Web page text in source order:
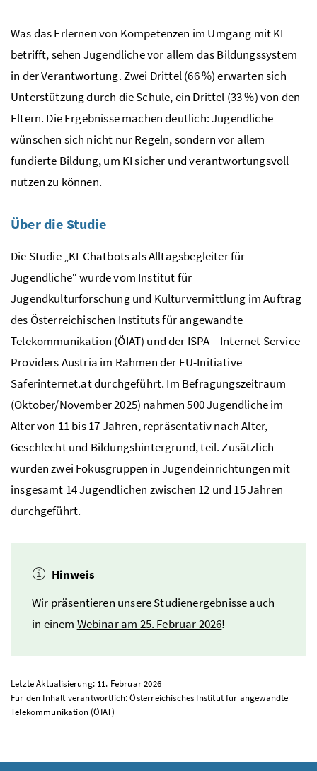
Was das Erlernen von Kompetenzen im Umgang mit KI
betrifft, sehen Jugendliche vor allem das Bildungssystem
in der Verantwortung. Zwei Drittel (66 %) erwarten sich
Unterstützung durch die Schule, ein Drittel (33 %) von den
Eltern. Die Ergebnisse machen deutlich: Jugendliche
wünschen sich nicht nur Regeln, sondern vor allem
fundierte Bildung, um KI sicher und verantwortungsvoll
nutzen zu können.
Über die Studie
Die Studie „KI-Chatbots als Alltagsbegleiter für
Jugendliche“ wurde vom Institut für
Jugendkulturforschung und Kulturvermittlung im Auftrag
des Österreichischen Instituts für angewandte
Telekommunikation (ÖIAT) und der ISPA – Internet Service
Providers Austria im Rahmen der EU-Initiative
Saferinternet.at durchgeführt. Im Befragungszeitraum
(Oktober/November 2025) nahmen 500 Jugendliche im
Alter von 11 bis 17 Jahren, repräsentativ nach Alter,
Geschlecht und Bildungshintergrund, teil. Zusätzlich
wurden zwei Fokusgruppen in Jugendeinrichtungen mit
insgesamt 14 Jugendlichen zwischen 12 und 15 Jahren
durchgeführt.
Hinweis
Wir präsentieren unsere Studienergebnisse auch
in einem Webinar am 25. Februar 2026!
Letzte Aktualisierung: 11. Februar 2026
Für den Inhalt verantwortlich: Österreichisches Institut für angewandte
Telekommunikation (ÖIAT)